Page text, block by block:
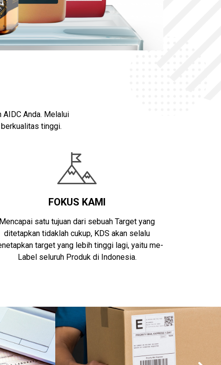
Anda. Melalui
tinggi.
FOKUS KAMI
satu tujuan dari sebuah Target yang
ditetapkan tidaklah cukup, KDS akan selalu
target yang lebih tinggi lagi, yaitu me-
Label seluruh Produk di Indonesia.